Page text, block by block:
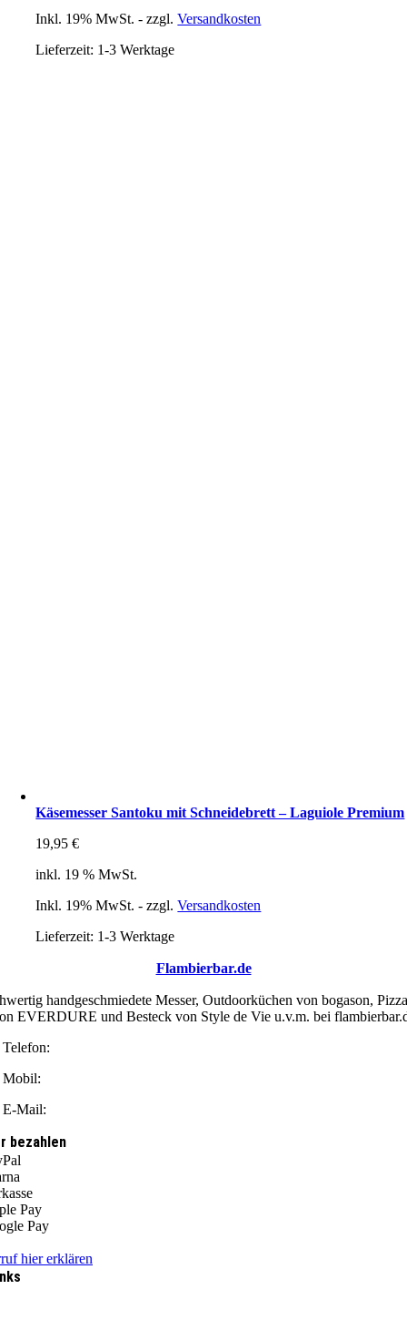
Inkl. 19% MwSt. - zzgl.Versandkosten
Lieferzeit: 1-3 Werktage
Käsemesser Santoku mit Schneidebrett – Laguiole Premium
19,95€
inkl. 19 % MwSt.
Inkl. 19% MwSt. - zzgl.Versandkosten
Lieferzeit: 1-3 Werktage
Flambierbar.de
handgeschmiedete Messer, Outdoorküchen von bogason,
EVERDURE und Besteck von Style de Vie u.v.m. bei
Telefon:
Mobil:
E-Mail:
bezahlen
hier erklären